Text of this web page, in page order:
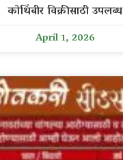
कोथिंबीर विक्रीसाठी उपलब्ध
April 1, 2026